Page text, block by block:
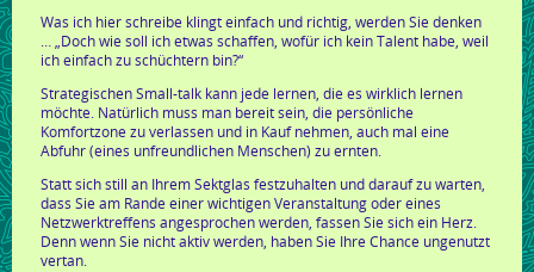
Was ich hier schreibe klingt einfach und richtig, werden Sie denken
… „Doch wie soll ich etwas schaffen, wofür ich kein Talent habe, weil
ich einfach zu schüchtern bin?“
Strategischen Small-talk kann jede lernen, die es wirklich lernen
möchte. Natürlich muss man bereit sein, die persönliche
Komfortzone zu verlassen und in Kauf nehmen, auch mal eine
Abfuhr (eines unfreundlichen Menschen) zu ernten.
Statt sich still an Ihrem Sektglas festzuhalten und darauf zu warten,
dass Sie am Rande einer wichtigen Veranstaltung oder eines
Netzwerktreffens angesprochen werden, fassen Sie sich ein Herz.
Denn wenn Sie nicht aktiv werden, haben Sie Ihre Chance ungenutzt
vertan.